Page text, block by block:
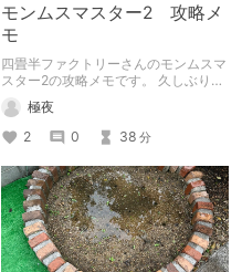
モンムスマスター2 攻略メ
モ
四畳半ファクトリーさんのモンムスマ
スター2の攻略メモです。 久しぶりに
間違いなどが見つかったのでついでに
攻略記事としてまとめてみました。
2020年発売のゲームだが今でも結構
遊べるバランスの良い良作。
極夜
2
0 38 分